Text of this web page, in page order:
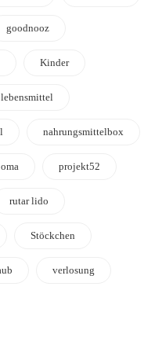
goodnooz
Kinder
lebensmittel
nahrungsmittelbox
oma projekt52
rutar lido
Stöckchen
verlosung